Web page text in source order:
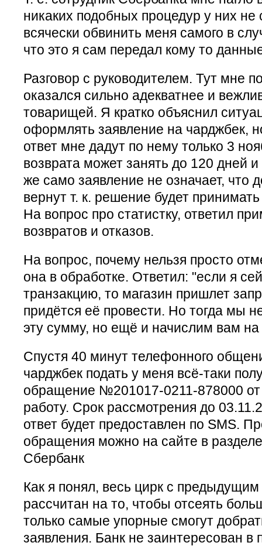
никаких подобных процедур у них
всячески обвинить меня самого в
что это я сам передал кому то
Разговор с руководителем. Тут мне
оказался сильно адекватнее и
товарищей. Я кратко объяснил
оформлять заявление на чарджбек,
ответ мне дадут по нему только 3
возврата может занять до 120 дней
же само заявление не означает, что
вернут т. к. решение будет
На вопрос про статистку, ответил
возвратов и отказов.
На вопрос, почему нельзя просто
она в обработке. Ответил: "если я
транзакцию, то магазин пришлет
придётся её провести. Но тогда мы
эту сумму, но ещё и начислим вам
Спустя 40 минут телефонного
чарджбек подать у меня всё-таки
обращение №201017-0211-878000 от
работу. Срок рассмотрения до
ответ будет предоставлен по SMS.
обращения можно на сайте в
Сбербанк
Как я понял, весь цирк с
рассчитан на то, чтобы отсеять
только самые упорные смогут
заявления. Банк не заинтересован в